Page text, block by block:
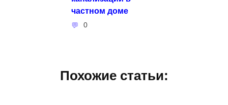
частном доме
0
Похожие статьи: